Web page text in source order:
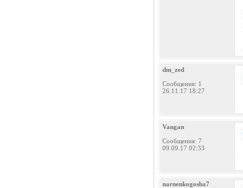
dm_zed
Сообщения: 1
26.11.17 18:27
Vangan
Сообщения: 7
09.09.17 02:33
narnenkogosha7